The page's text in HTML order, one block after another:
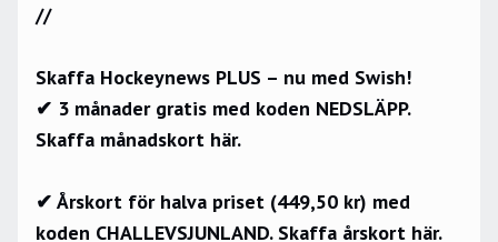
//
Skaffa Hockeynews PLUS – nu med Swish!
✔ 3 månader gratis med koden NEDSLÄPP.
Skaffa månadskort här.
✔ Årskort för halva priset (449,50 kr) med
koden CHALLEVSJUNLAND. Skaffa årskort här.